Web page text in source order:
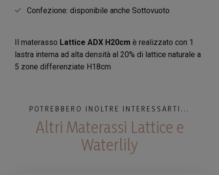
Confezione: disponibile anche Sottovuoto
Il materasso Lattice ADX H20cm è realizzato con 1
lastra interna ad alta densità al 20% di lattice naturale a
5 zone differenziate H18cm
POTREBBERO INOLTRE INTERESSARTI...
Altri Materassi Lattice e
Waterlily